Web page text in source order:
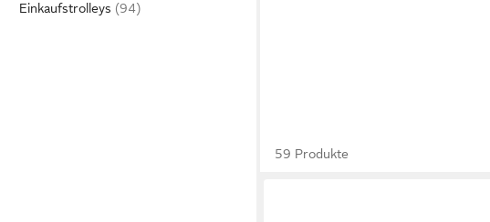
Einkaufstrolleys
59 Produkte